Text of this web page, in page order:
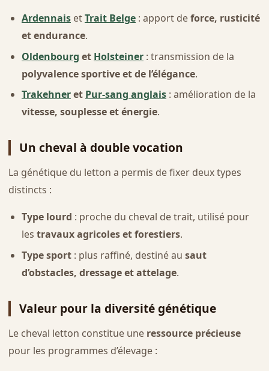
ArdennaisetTrait Belge: apport deforce, rusticité
et endurance.
Oldenbourg et Holsteiner: transmission de la
polyvalence sportive et de l’élégance.
Trakehneret Pur-sang anglais: amélioration de la
vitesse, souplesse et énergie.
Un cheval à double vocation
La génétique du letton a permis de fixer deux types
distincts :
Type lourd : proche du cheval de trait, utilisé pour
les travaux agricoles et forestiers.
Type sport: plus raffiné, destiné au saut
d’obstacles, dressage et attelage.
Valeur pour la diversité génétique
Le cheval letton constitue une ressource précieuse
pour les programmes d’élevage :